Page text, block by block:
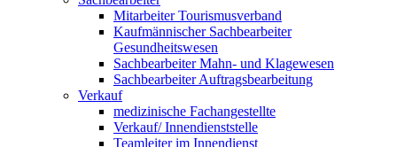
Mitarbeiter Tourismusverband
Kaufmännischer Sachbearbeiter
Gesundheitswesen
Sachbearbeiter Mahn- und Klagewesen
Sachbearbeiter Auftragsbearbeitung
Verkauf
medizinische Fachangestellte
Verkauf/ Innendienststelle
Teamleiter im Innendienst